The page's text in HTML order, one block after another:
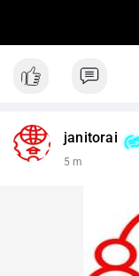
janitorai
5 m